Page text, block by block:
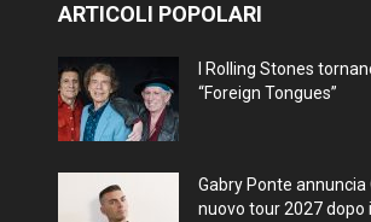
ARTICOLI POPOLARI
I Rolling Stones
“Foreign Tongues”
Gabry Ponte annuncia
nuovo tour 2027 dopo